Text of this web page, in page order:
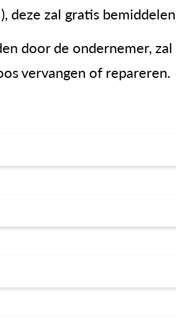
), deze zal gratis
door de ondernemer,
vervangen of repareren.